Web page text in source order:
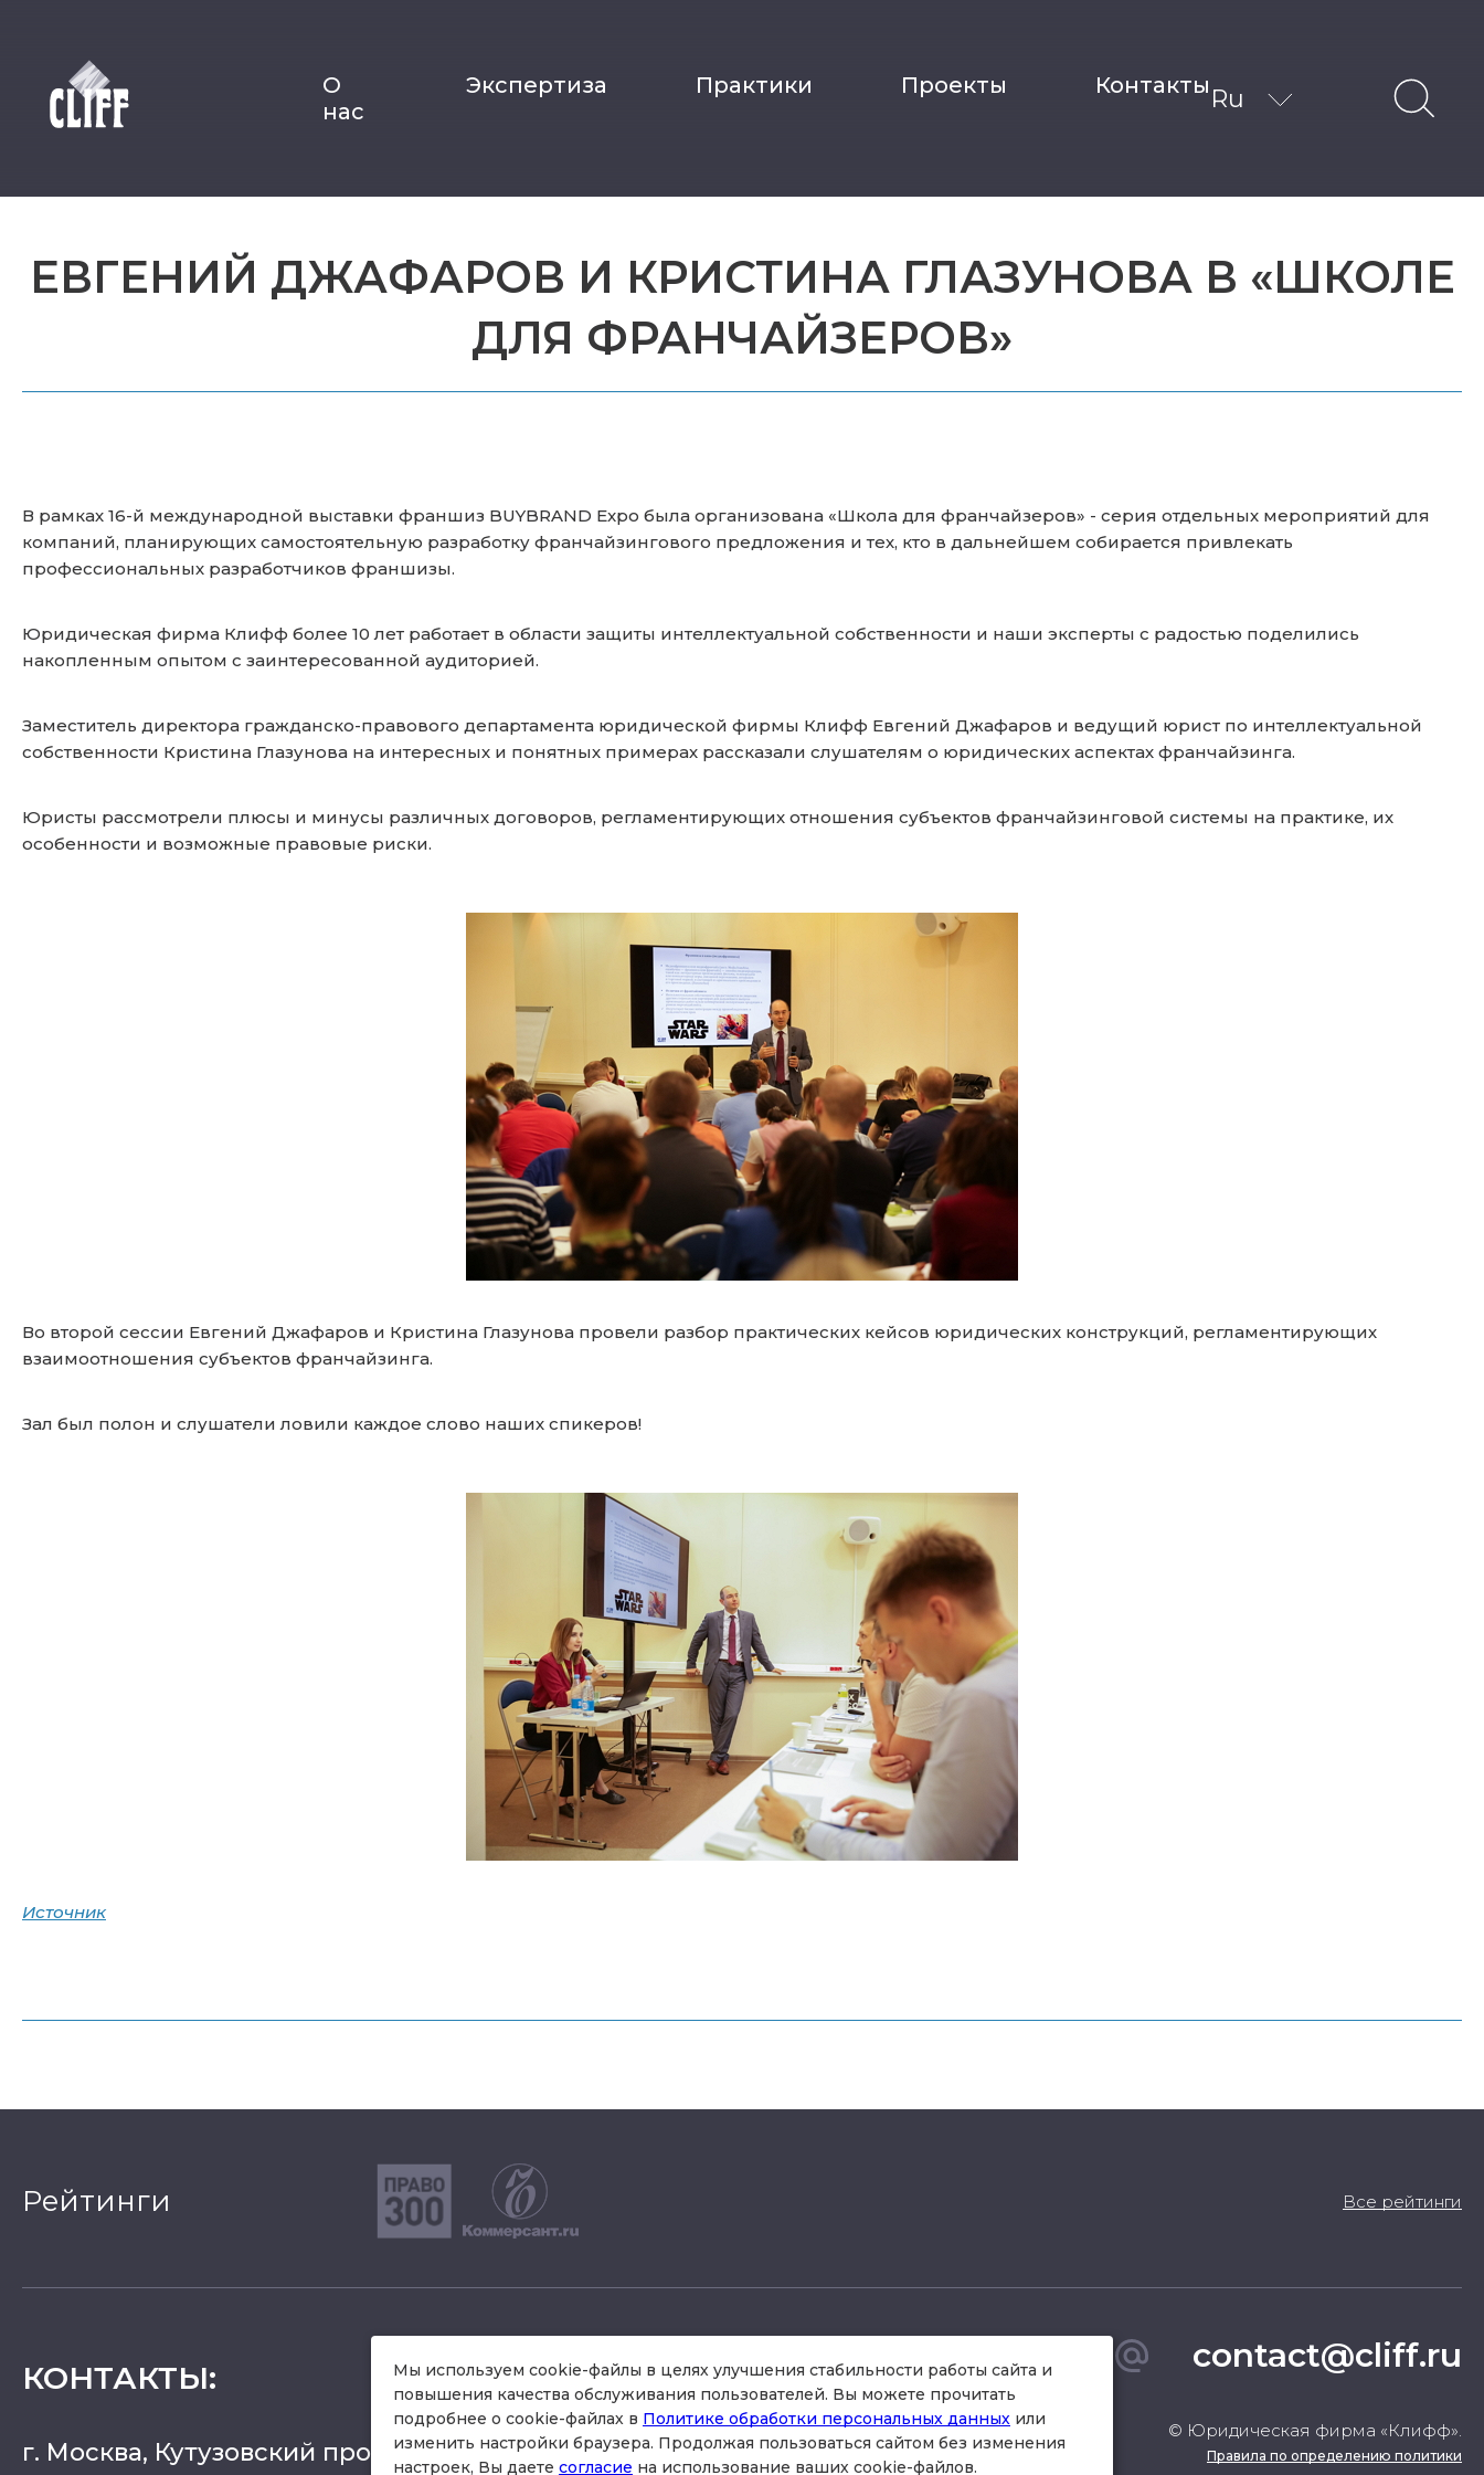
О
нас
Экспертиза Практики Проекты Контакты Ru
ЕВГЕНИЙ ДЖАФАРОВ И КРИСТИНА ГЛАЗУНОВА В «ШКОЛЕ
ДЛЯ ФРАНЧАЙЗЕРОВ»
В рамках 16-й международной выставки франшиз BUYBRAND Expo была организована «Школа для франчайзеров» - серия отдельных мероприятий для
компаний, планирующих самостоятельную разработку франчайзингового предложения и тех, кто в дальнейшем собирается привлекать
профессиональных разработчиков франшизы.
Юридическая фирма Клифф более 10 лет работает в области защиты интеллектуальной собственности и наши эксперты с радостью поделились
накопленным опытом с заинтересованной аудиторией.
Заместитель директора гражданско-правового департамента юридической фирмы Клифф Евгений Джафаров и ведущий юрист по интеллектуальной
собственности Кристина Глазунова на интересных и понятных примерах рассказали слушателям о юридических аспектах франчайзинга.
Юристы рассмотрели плюсы и минусы различных договоров, регламентирующих отношения субъектов франчайзинговой системы на практике, их
особенности и возможные правовые риски.
Во второй сессии Евгений Джафаров и Кристина Глазунова провели разбор практических кейсов юридических конструкций, регламентирующих
взаимоотношения субъектов франчайзинга.
Зал был полон и слушатели ловили каждое слово наших спикеров!
Источник
Рейтинги Все рейтинги
КОНТАКТЫ: +7 495 504 34 61
г. Москва, Кутузовский проспект 36, стр.3 , офис 301 схема проезда
contact@cliff.ru
© Юридическая фирма «Клифф».
Правила по определению политики
Мы используем cookie-файлы в целях улучшения стабильности работы сайта и
повышения качества обслуживания пользователей. Вы можете прочитать
подробнее о cookie-файлах в Политике обработки персональных данных или
изменить настройки браузера. Продолжая пользоваться сайтом без изменения
настроек, Вы даете согласие на использование ваших cookie-файлов.